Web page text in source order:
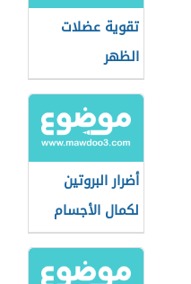
تقوية عضلات
الظهر
أضرار البروتين
لكمال الأجسام